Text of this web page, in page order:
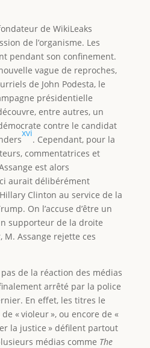
de WikiLeaks
de l’organisme. Les
pendant son confinement.
vague de reproches,
de John Podesta, le
présidentielle
entre autres, un
contre le candidat
xvi
. Cependant, pour la
commentatrices et
est alors
aurait délibérément
Clinton au service de la
On l’accuse d’être un
supporteur de la droite
Assange rejette ces
de la réaction des médias
arrêté par la police
En effet, les titres le
de « violeur », ou encore de «
la justice » défilent partout
médias comme The